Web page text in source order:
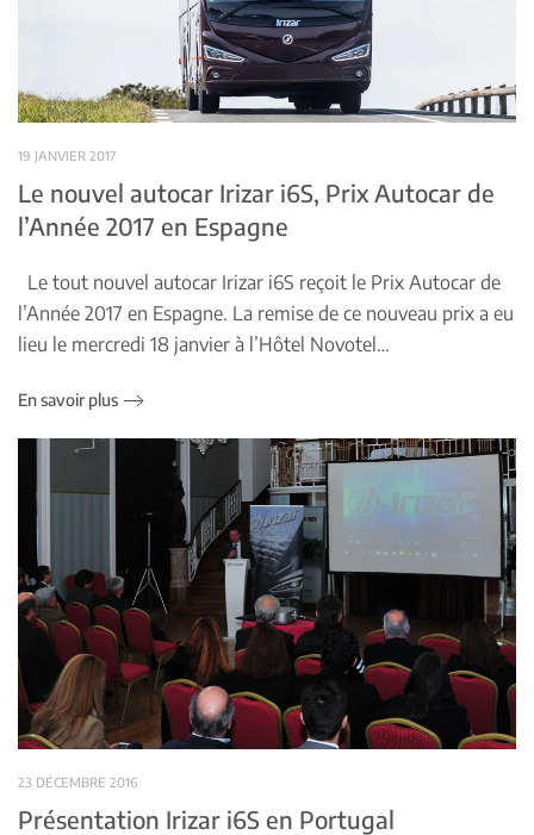
19 JANVIER 2017
Le nouvel autocar Irizar i6S, Prix Autocar de
l’Année 2017 en Espagne
Le tout nouvel autocar Irizar i6S reçoit le Prix Autocar de
l’Année 2017 en Espagne. La remise de ce nouveau prix a eu
lieu le mercredi 18 janvier à l’Hôtel Novotel…
En savoir plus
23 DÉCEMBRE 2016
Présentation Irizar i6S en Portugal